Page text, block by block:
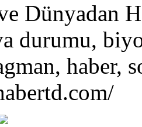
Dünyadan
durumu,
haber,